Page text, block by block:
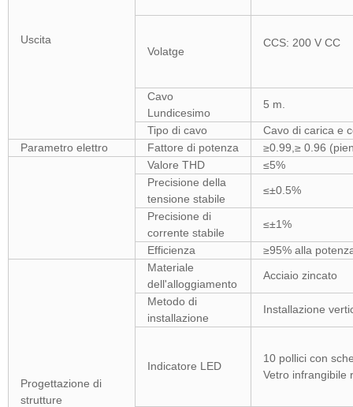
Uscita
Volatge
CCS:
Cavo
Lundicesimo
5 m.
Tipo di cavo
Cavo di carica e
Parametro elettro
Fattore di potenza
≥0.99,≥ 0.96
Valore THD
≤5%
Precisione della
tensione stabile
≤±0.5%
Precisione di
corrente stabile
≤±1%
Efficienza ≥95% alla
Progettazione di
strutture
Materiale
dell'alloggiamento
Acciaio zincato
Metodo di
installazione
Installazione
Indicatore LED
10 pollici con
Vetro infrangibile